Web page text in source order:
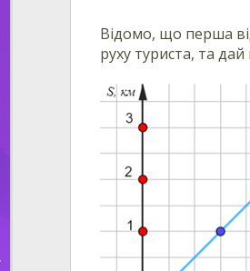
Відомо, що перша
руху туриста, та дай